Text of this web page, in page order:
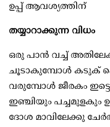
ഉപ്പ് ആവശ്യത്തിന്
തയ്യാറാക്കുന്ന വിധം
ഒരു പാന്‍ വച്ച്
ചൂടാകുമ്പോള്‍ കടുക്
വരുമ്പോള്‍ ജീരകം
ഇഞ്ചിയും പച്ചമുളകും
ദോശ മാവിലേക്കു